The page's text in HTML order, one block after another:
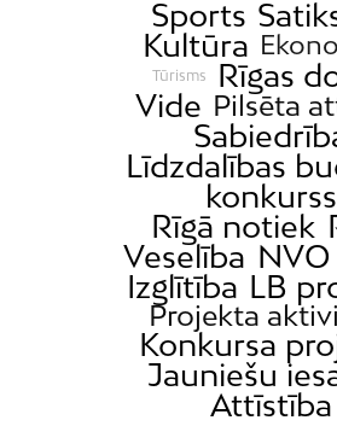
Sports
Kultūra
Tūrisms
Rīgas
Vide Pilsēta
Līdzdalības
konkurss
Rīgā notiek
Veselība
Izglītība LB
Projekta
Konkursa
Jauniešu
Attīstība